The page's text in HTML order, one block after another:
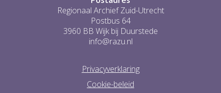
Regionaal Archief Zuid-Utrecht
Postbus 64
3960 BB Wijk bij Duurstede
info@razu.nl
Privacyverklaring
Cookie-beleid